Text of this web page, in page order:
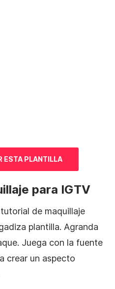
ESTA PLANTILLA
para IGTV
de maquillaje
plantilla. Agranda
Juega con la fuente
crear un aspecto